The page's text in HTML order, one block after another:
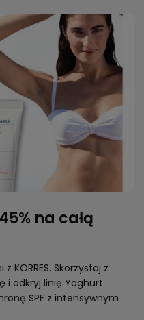
na całą
KORRES. Skorzystaj z
i odkryj linię Yoghurt
SPF z intensywnym